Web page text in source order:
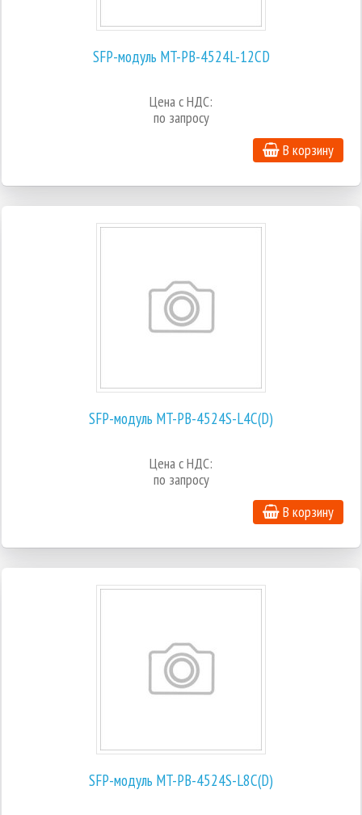
SFP-модуль MT-PB-4524L-12CD
Цена с НДС:
по запросу
В корзину
SFP-модуль MT-PB-4524S-L4C(D)
Цена с НДС:
по запросу
В корзину
SFP-модуль MT-PB-4524S-L8C(D)